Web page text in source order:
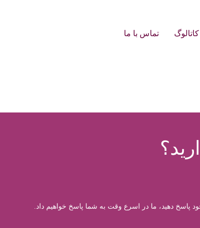
کاتالوگ تماس با ما
پاسخ دهید، ما در اسرع وقت به شما پاسخ خواهیم داد.